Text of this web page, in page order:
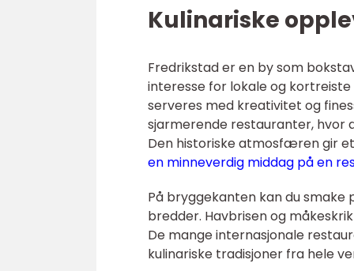
Kulinariske
Fredrikstad er en by som
interesse for lokale og
serveres med kreativitet og
sjarmerende restauranter, hvor
Den historiske atmosfæren gir
en minneverdig middag på en
På bryggekanten kan du
bredder. Havbrisen og
De mange internasjonale
kulinariske tradisjoner fra hele